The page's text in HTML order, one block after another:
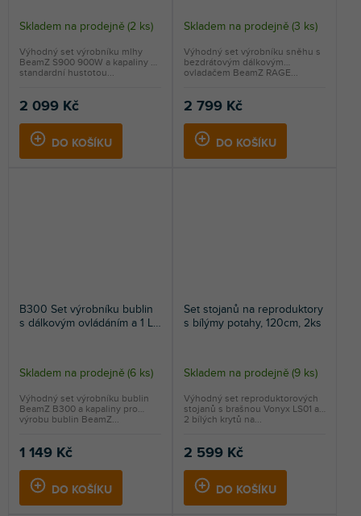
Skladem na prodejně (2 ks)
2 099 Kč
DO KOŠÍKU
Výhodný set výrobníku mlhy
BeamZ S900 900W a kapaliny se
standardní hustotou...
Skladem na prodejně (3 ks)
2 799 Kč
DO KOŠÍKU
Výhodný set výrobníku sněhu s
bezdrátovým dálkovým
ovladačem BeamZ RAGE...
B300 Set výrobníku bublin
s dálkovým ovládáním a 1 L
Skladem na prodejně (6 ks)
1 149 Kč
DO KOŠÍKU
Výhodný set výrobníku bublin
BeamZ B300 a kapaliny pro
výrobu bublin BeamZ...
Set stojanů na reproduktory
s bílýmy potahy, 120cm, 2ks
Skladem na prodejně (9 ks)
2 599 Kč
DO KOŠÍKU
Výhodný set reproduktorových
stojanů s brašnou Vonyx LS01 a
2 bílých krytů na...